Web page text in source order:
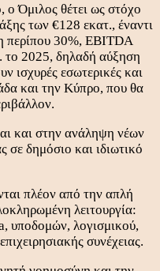
ο Όμιλος θέτει ως στόχο
των €128 εκατ., έναντι
περίπου 30%, EBITDA
το 2025, δηλαδή αύξηση
ισχυρές εσωτερικές και
και την Κύπρο, που θα
και στην ανάληψη νέων
σε δημόσιο και ιδιωτικό
πλέον από την απλή
λειτουργία:
υποδομών, λογισμικού,
συνέχειας.